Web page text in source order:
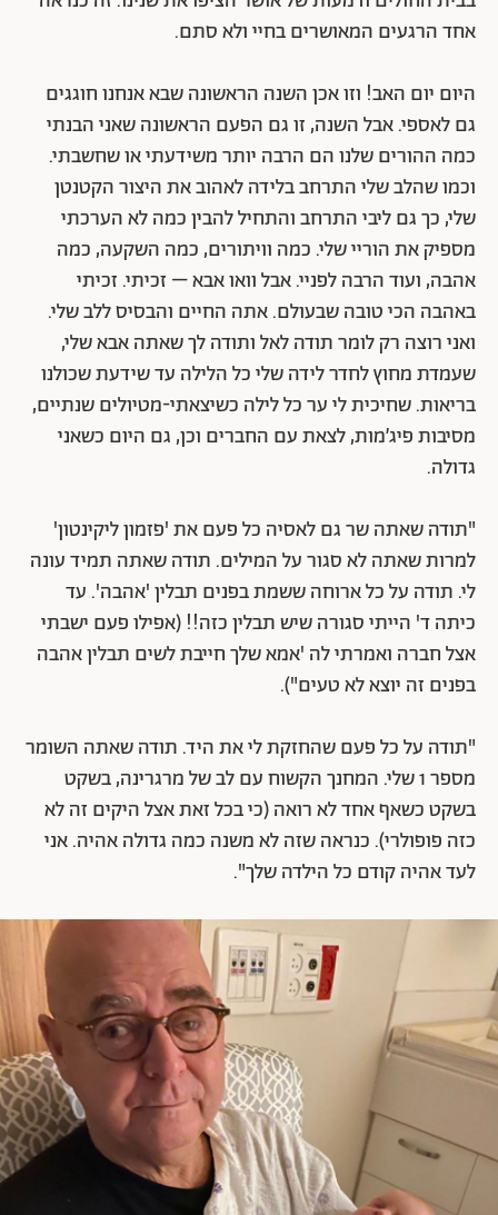
אחד הרגעים המאושרים בחיי ולא סתם.
היום יום האב! וזו אכן השנה הראשונה שבא אנחנו חוגגים
גם לאספי. אבל השנה, זו גם הפעם הראשונה שאני הבנתי
כמה ההורים שלנו הם הרבה יותר משידעתי או שחשבתי.
וכמו שהלב שלי התרחב בלידה לאהוב את היצור הקטנטן
שלי, כך גם ליבי התרחב והתחיל להבין כמה לא הערכתי
מספיק את הוריי שלי. כמה וויתורים, כמה השקעה, כמה
אהבה, ועוד הרבה לפניי. אבל וואו אבא – זכיתי. זכיתי
באהבה הכי טובה שבעולם. אתה החיים והבסיס ללב שלי.
ואני רוצה רק לומר תודה לאל ותודה לך שאתה אבא שלי,
שעמדת מחוץ לחדר לידה שלי כל הלילה עד שידעת שכולנו
בריאות. שחיכית לי ער כל לילה כשיצאתי-מטיולים שנתיים,
מסיבות פיג’מות, לצאת עם החברים וכן, גם היום כשאני
גדולה.
"תודה שאתה שר גם לאסיה כל פעם את 'פזמון ליקינטון'
למרות שאתה לא סגור על המילים. תודה שאתה תמיד עונה
לי. תודה על כל ארוחה ששמת בפנים תבלין 'אהבה'. עד
כיתה ד' הייתי סגורה שיש תבלין כזה!! (אפילו פעם ישבתי
אצל חברה ואמרתי לה 'אמא שלך חייבת לשים תבלין אהבה
בפנים זה יוצא לא טעים").
"תודה על כל פעם שהחזקת לי את היד. תודה שאתה השומר
מספר 1 שלי. המחנך הקשוח עם לב של מרגרינה, בשקט
בשקט כשאף אחד לא רואה (כי בכל זאת אצל היקים זה לא
כזה פופולרי). כנראה שזה לא משנה כמה גדולה אהיה. אני
לעד אהיה קודם כל הילדה שלך".